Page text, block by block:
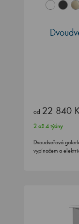
od 22 840
2 až 4 týdny
Dvoudveřová
vypínačem a